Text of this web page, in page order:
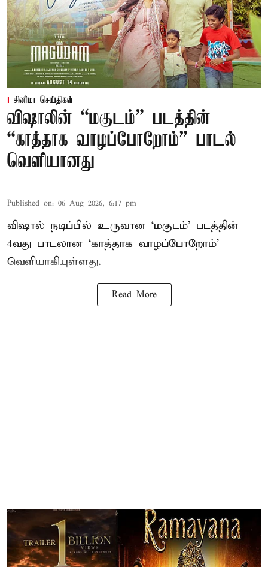
சினிமா செய்திகள்
விஷாலின் “மகுடம்” படத்தின்
“காத்தாக வாழப்போறோம்” பாடல்
வெளியானது
Published on: 06 Aug 2026, 6:17 pm
விஷால் நடிப்பில் உருவான ‘மகுடம்’ படத்தின்
4வது பாடலான ‘காத்தாக வாழப்போறோம்’
வெளியாகியுள்ளது.
Read More